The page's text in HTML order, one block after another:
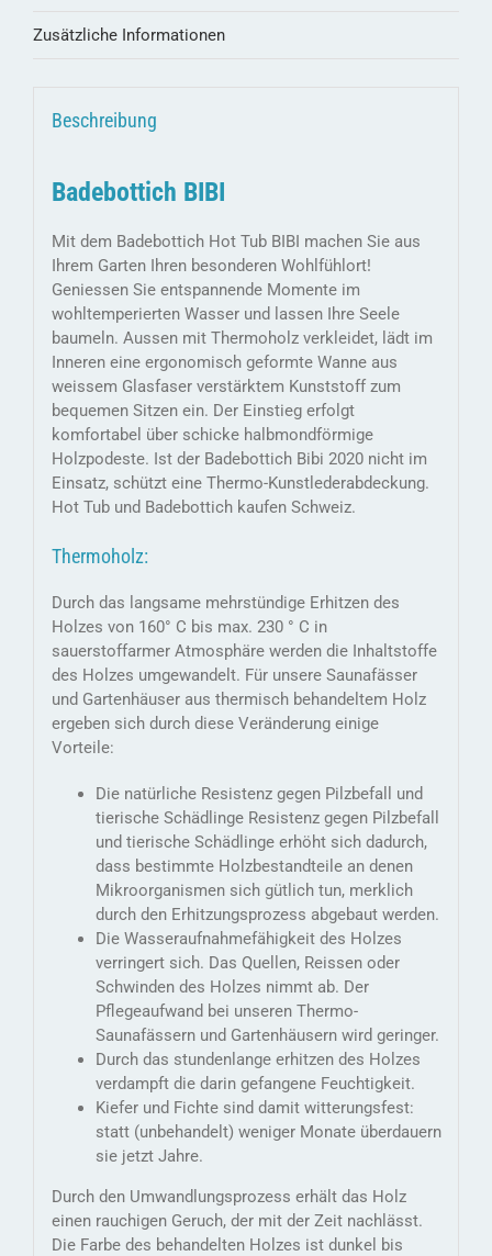
Zusätzliche Informationen
Beschreibung
Badebottich BIBI
Mit dem Badebottich Hot Tub BIBI machen Sie aus
Ihrem Garten Ihren besonderen Wohlfühlort!
Geniessen Sie entspannende Momente im
wohltemperierten Wasser und lassen Ihre Seele
baumeln. Aussen mit Thermoholz verkleidet, lädt im
Inneren eine ergonomisch geformte Wanne aus
weissem Glasfaser verstärktem Kunststoff zum
bequemen Sitzen ein. Der Einstieg erfolgt
komfortabel über schicke halbmondförmige
Holzpodeste. Ist der Badebottich Bibi 2020 nicht im
Einsatz, schützt eine Thermo-Kunstlederabdeckung.
Hot Tub und Badebottich kaufen Schweiz.
Thermoholz:
Durch das langsame mehrstündige Erhitzen des
Holzes von 160° C bis max. 230 ° C in
sauerstoffarmer Atmosphäre werden die Inhaltstoffe
des Holzes umgewandelt. Für unsere Saunafässer
und Gartenhäuser aus thermisch behandeltem Holz
ergeben sich durch diese Veränderung einige
Vorteile:
Die natürliche Resistenz gegen Pilzbefall und
tierische Schädlinge Resistenz gegen Pilzbefall
und tierische Schädlinge erhöht sich dadurch,
dass bestimmte Holzbestandteile an denen
Mikroorganismen sich gütlich tun, merklich
durch den Erhitzungsprozess abgebaut werden.
Die Wasseraufnahmefähigkeit des Holzes
verringert sich. Das Quellen, Reissen oder
Schwinden des Holzes nimmt ab. Der
Pflegeaufwand bei unseren Thermo-
Saunafässern und Gartenhäusern wird geringer.
Durch das stundenlange erhitzen des Holzes
verdampft die darin gefangene Feuchtigkeit.
Kiefer und Fichte sind damit witterungsfest:
statt (unbehandelt) weniger Monate überdauern
sie jetzt Jahre.
Durch den Umwandlungsprozess erhält das Holz
einen rauchigen Geruch, der mit der Zeit nachlässt.
Die Farbe des behandelten Holzes ist dunkel bis